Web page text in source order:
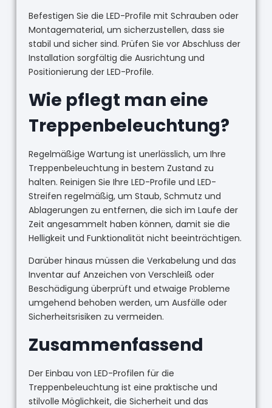
Befestigen Sie die LED-Profile mit Schrauben oder
Montagematerial, um sicherzustellen, dass sie
stabil und sicher sind. Prüfen Sie vor Abschluss der
Installation sorgfältig die Ausrichtung und
Positionierung der LED-Profile.
Wie pflegt man eine
Treppenbeleuchtung?
Regelmäßige Wartung ist unerlässlich, um Ihre
Treppenbeleuchtung in bestem Zustand zu
halten. Reinigen Sie Ihre LED-Profile und LED-
Streifen regelmäßig, um Staub, Schmutz und
Ablagerungen zu entfernen, die sich im Laufe der
Zeit angesammelt haben können, damit sie die
Helligkeit und Funktionalität nicht beeinträchtigen.
Darüber hinaus müssen die Verkabelung und das
Inventar auf Anzeichen von Verschleiß oder
Beschädigung überprüft und etwaige Probleme
umgehend behoben werden, um Ausfälle oder
Sicherheitsrisiken zu vermeiden.
Zusammenfassend
Der Einbau von LED-Profilen für die
Treppenbeleuchtung ist eine praktische und
stilvolle Möglichkeit, die Sicherheit und das